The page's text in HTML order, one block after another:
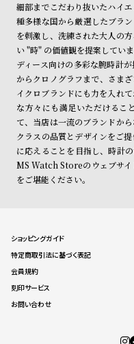
細部までこだわり抜いたハイ
種多様な国から厳選したブラ
を刺激し、洗練された大人の
い "時" の価値観を提案してい
ディース向けの多彩な腕時計
からクロノグラフまで、さま
イクロブランドにも力を入れ
な方々にも満足いただけるこ
て、当店は一流のブランドか
クラスの品質とデザインをご
に応えることを目指し、時計
MS Watch Storeのウェブサイ
をご堪能ください。
ショッピングガイド
特定商取引法に基づく表記
会員規約
刻印サービス
お問い合わせ